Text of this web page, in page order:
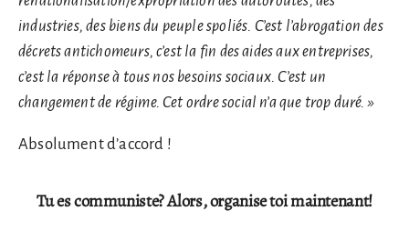
industries, des biens du peuple spoliés. C’est l’abrogation des
décrets antichomeurs, c’est la fin des aides aux entreprises,
c’est la réponse à tous nos besoins sociaux. C’est un
changement de régime. Cet ordre social n’a que trop duré. »
Absolument d’accord !
Tu es communiste? Alors, organise toi maintenant!